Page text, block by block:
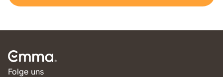
Folge uns